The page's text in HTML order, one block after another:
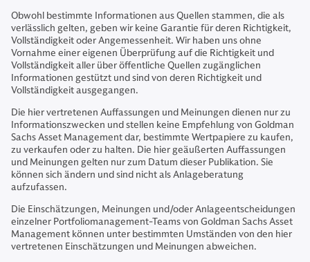
Obwohl bestimmte Informationen aus Quellen stammen, die als
verlässlich gelten, geben wir keine Garantie für deren Richtigkeit,
Vollständigkeit oder Angemessenheit. Wir haben uns ohne
Vornahme einer eigenen Überprüfung auf die Richtigkeit und
Vollständigkeit aller über öffentliche Quellen zugänglichen
Informationen gestützt und sind von deren Richtigkeit und
Vollständigkeit ausgegangen.
Die hier vertretenen Auffassungen und Meinungen dienen nur zu
Informationszwecken und stellen keine Empfehlung von Goldman
Sachs Asset Management dar, bestimmte Wertpapiere zu kaufen,
zu verkaufen oder zu halten. Die hier geäußerten Auffassungen
und Meinungen gelten nur zum Datum dieser Publikation. Sie
können sich ändern und sind nicht als Anlageberatung
aufzufassen.
Die Einschätzungen, Meinungen und/oder Anlageentscheidungen
einzelner Portfoliomanagement-Teams von Goldman Sachs Asset
Management können unter bestimmten Umständen von den hier
vertretenen Einschätzungen und Meinungen abweichen.